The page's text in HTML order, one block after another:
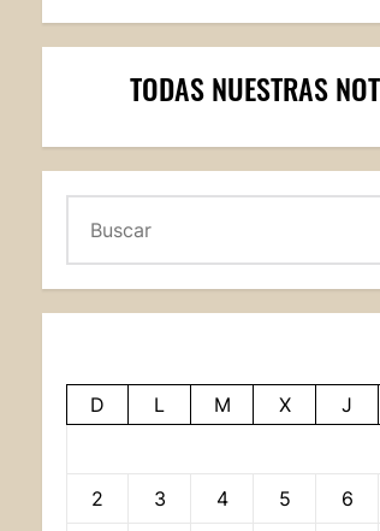
TODAS NUESTRAS
D L M X J
2 3 4 5 6